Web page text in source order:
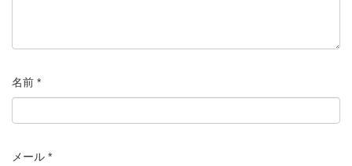
名前 *
メール *